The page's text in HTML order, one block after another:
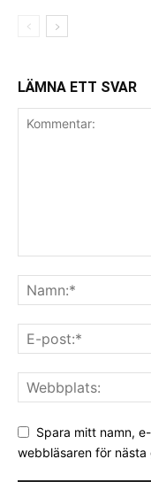
LÄMNA ETT SVAR
Spara mitt namn,
webbläsaren för